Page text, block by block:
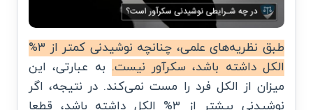
طبق نظریه‌های علمی، چنانچه نوشیدنی کمتر از ۳%
الکل داشته باشد، سکرآور نیست. به عبارتی، این
میزان از الکل فرد را مست نمی‌کند. در نتیجه، اگر
نوشیدنی بیشتر از ۳% الکل داشته باشد، قطعا